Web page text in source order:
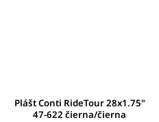
Plášt Conti RideTour 28x1.75"
47-622 čierna/čierna